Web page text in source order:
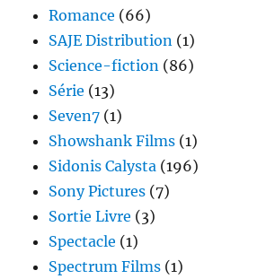
Romance (66)
SAJE Distribution (1)
Science-fiction (86)
Série (13)
Seven7 (1)
Showshank Films (1)
Sidonis Calysta (196)
Sony Pictures (7)
Sortie Livre (3)
Spectacle (1)
Spectrum Films (1)